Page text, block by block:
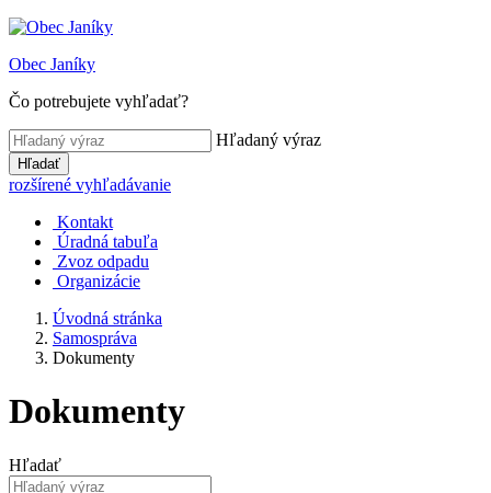
Obec Janíky
Čo potrebujete vyhľadať?
Hľadaný výraz
Hľadať
rozšírené vyhľadávanie
Kontakt
Úradná tabuľa
Zvoz odpadu
Organizácie
Úvodná stránka
Samospráva
Dokumenty
Dokumenty
Hľadať